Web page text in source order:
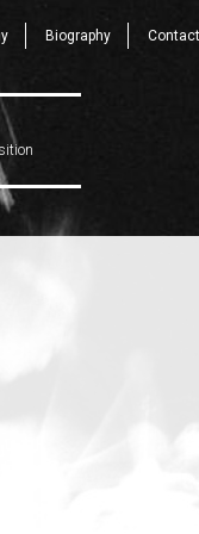
Biography Contact